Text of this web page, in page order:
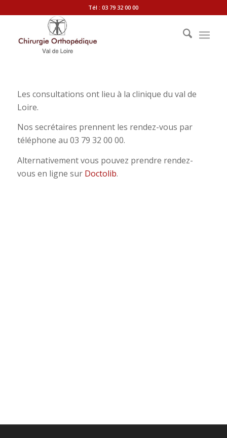
Tél : 03 79 32 00 00
Les consultations ont lieu à la clinique du val de
Loire.
Nos secrétaires prennent les rendez-vous par
téléphone au 03 79 32 00 00.
Alternativement vous pouvez prendre rendez-
vous en ligne sur Doctolib.